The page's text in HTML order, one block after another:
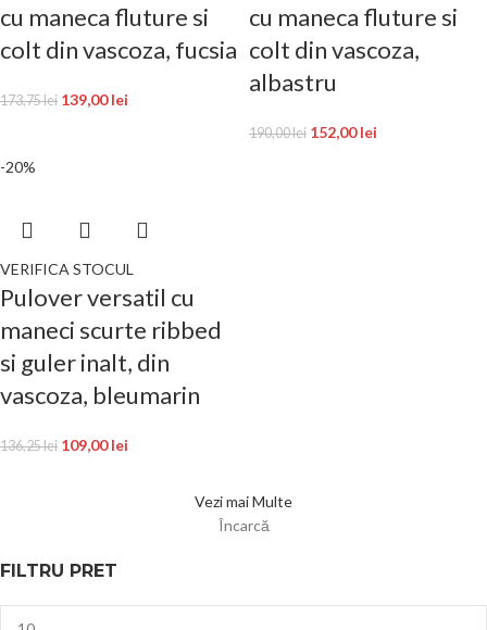
FILTRU PRET
cu maneca fluture si
colt din vascoza, fucsia
173,75lei 139,00lei
cu maneca fluture si
colt din vascoza,
albastru
190,00lei 152,00lei
-20%
VERIFICA STOCUL
Pulover versatil cu
maneci scurte ribbed
si guler inalt, din
vascoza, bleumarin
136,25lei 109,00lei
Vezi mai Multe
Încarcă